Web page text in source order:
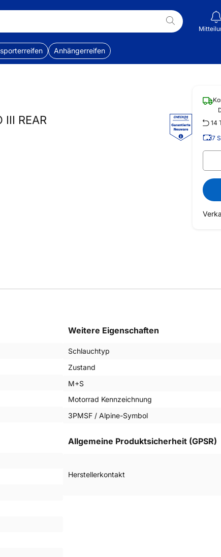
Anhängerreifen
III REAR
14
7
Weitere Eigenschaften
Schlauchtyp
Zustand
M+S
Motorrad Kennzeichnung
3PMSF / Alpine-Symbol
Allgemeine Produktsicherheit (GPSR)
Herstellerkontakt